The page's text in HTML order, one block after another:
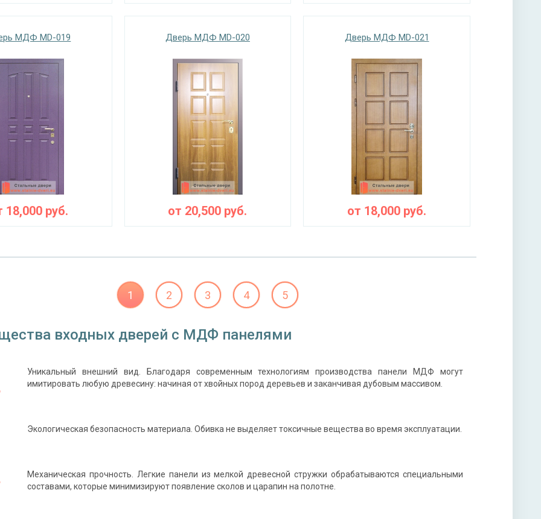
МДФ MD-019
18,000руб.
Дверь МДФ MD-020
от 20,500 руб.
Дверь МДФ MD-021
от 18,000 руб.
1 2 3 4 5
входных дверей с МДФ панелями
Уникальный внешний вид. Благодаря современным технологиям производства панели МДФ могут
имитировать любую древесину: начиная от хвойных пород деревьев и заканчивая дубовым массивом.
Экологическая безопасность материала. Обивка не выделяет токсичные вещества во время эксплуатации.
Механическая прочность. Легкие панели из мелкой древесной стружки обрабатываются специальными
составами, которые минимизируют появление сколов и царапин на полотне.